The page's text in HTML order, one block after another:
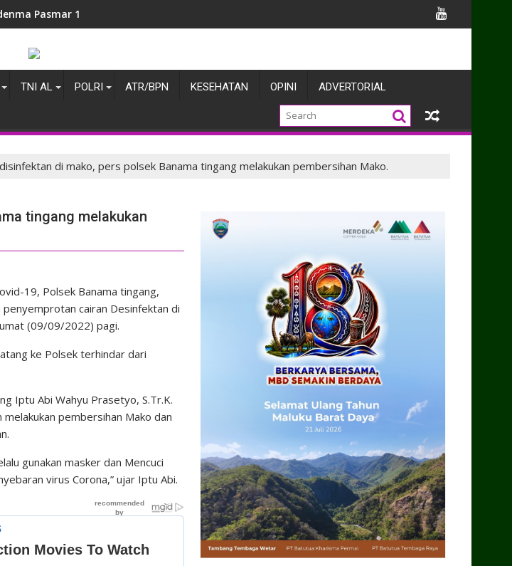
Pasmar 1
TNI AL POLRI ATR/BPN KESEHATAN OPINI ADVERTORIAL
di mako, pers polsek Banama tingang melakukan pembersihan Mako.
tingang melakukan
19, Polsek Banama tingang,
cairan Desinfektan di
(09/09/2022) pagi.
ke Polsek terhindar dari
Iptu Abi Wahyu Prasetyo, S.Tr.K.
pembersihan Mako dan
gunakan masker dan Mencuci
virus Corona,” ujar Iptu Abi.